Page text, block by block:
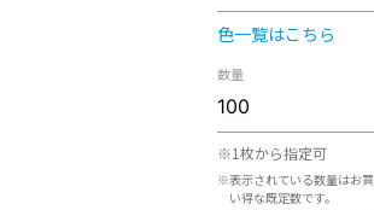
色一覧はこちら
数量
※1枚から指定可
※表示されている数量はお買
い得な既定数です。